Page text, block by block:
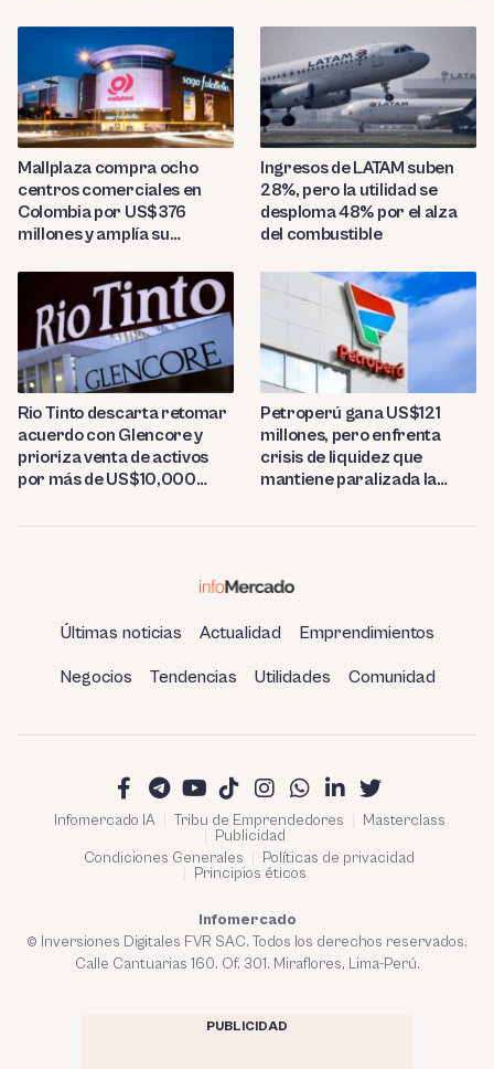
Mallplaza compra ocho
centros comerciales en
Colombia por US$376
millones y amplía su
Ingresos de LATAM suben
28%, pero la utilidad se
desploma 48% por el alza
del combustible
Rio Tinto descarta retomar
acuerdo con Glencore y
prioriza venta de activos
por más de US$10,000
Petroperú gana US$121
millones, pero enfrenta
crisis de liquidez que
mantiene paralizada la
Últimas noticias Actualidad Emprendimientos
Negocios Tendencias Utilidades Comunidad
Infomercado IA Tribu de Emprendedores
Masterclass
Publicidad
Condiciones Generales
Políticas de privacidad
Principios éticos
Infomercado
© Inversiones Digitales FVR SAC. Todos los derechos reservados.
Calle Cantuarias 160. Of. 301. Miraflores, Lima-Perú.
PUBLICIDAD